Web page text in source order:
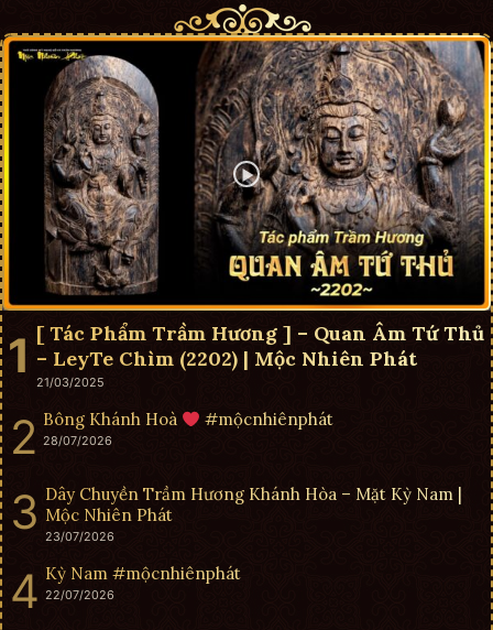
[ Tác Phẩm Trầm Hương ] – Quan Âm Tứ Thủ
– LeyTe Chìm (2202) | Mộc Nhiên Phát
21/03/2025
Bông Khánh Hoà #mộcnhiênphát
28/07/2026
Dây Chuyền Trầm Hương Khánh Hòa – Mặt Kỳ Nam |
Mộc Nhiên Phát
23/07/2026
Kỳ Nam #mộcnhiênphát
22/07/2026